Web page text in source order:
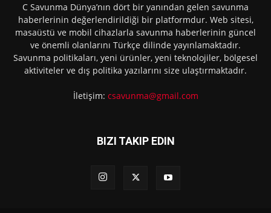
C Savunma Dünya’nın dört bir yanından gelen savunma
haberlerinin değerlendirildiği bir platformdur. Web sitesi,
masaüstü ve mobil cihazlarla savunma haberlerinin güncel
ve önemli olanlarını Türkçe dilinde yayınlamaktadır.
Savunma politikaları, yeni ürünler, yeni teknolojiler, bölgesel
aktiviteler ve dış politika yazılarını size ulaştırmaktadır.
İletişim: csavunma@gmail.com
BIZI TAKIP EDIN